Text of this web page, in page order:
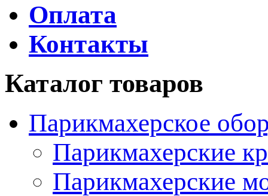
Оплата
Контакты
Каталог товаров
Парикмахерское
Парикмахерские
Парикмахерские